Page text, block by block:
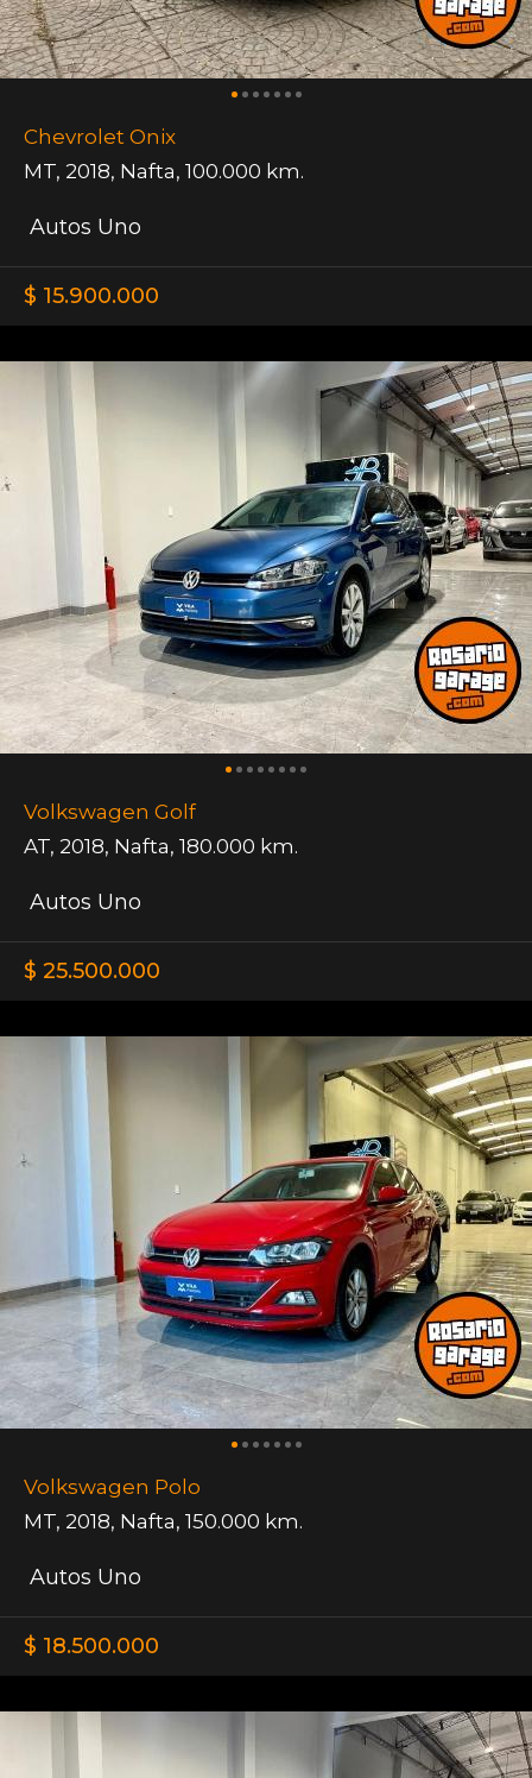
Chevrolet Onix
MT, 2018, Nafta, 100.000 km.
Autos Uno
$ 15.900.000
Volkswagen Golf
AT, 2018, Nafta, 180.000 km.
Autos Uno
$ 25.500.000
Volkswagen Polo
MT, 2018, Nafta, 150.000 km.
Autos Uno
$ 18.500.000